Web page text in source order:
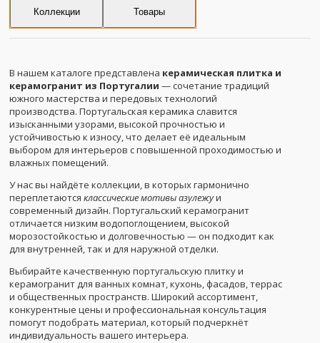
Коллекции Товары
В нашем каталоге представлена керамическая плитка и
керамогранит из Португалии — сочетание традиций
южного мастерства и передовых технологий
производства. Португальская керамика славится
изысканными узорами, высокой прочностью и
устойчивостью к износу, что делает её идеальным
выбором для интерьеров с повышенной проходимостью и
влажных помещений.
У нас вы найдёте коллекции, в которых гармонично
переплетаются классические мотивы азулежуи
современный дизайн. Португальский керамогранит
отличается низким водопоглощением, высокой
морозостойкостью и долговечностью — он подходит как
для внутренней, так и для наружной отделки.
Выбирайте качественную португальскую плитку и
керамогранит для ванных комнат, кухонь, фасадов, террас
и общественных пространств. Широкий ассортимент,
конкурентные цены и профессиональная консультация
помогут подобрать материал, который подчеркнёт
индивидуальность вашего интерьера.